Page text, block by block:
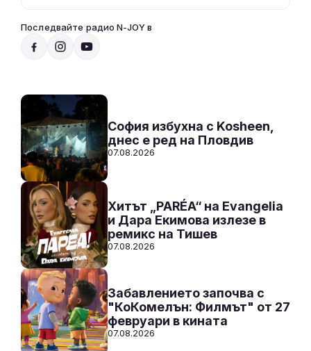
Последвайте радио N-JOY в
СЛУШАЙ
10:00 - 14:00
София избухна с Kosheen,
днес е ред на Пловдив
07.08.2026
Хитът „PARÉA“ на Evangelia
и Дара Екимова излезе в
ремикс на Тишев
07.08.2026
Забавлението започва с
"КоКомелън: Филмът" от 27
февруари в кината
07.08.2026